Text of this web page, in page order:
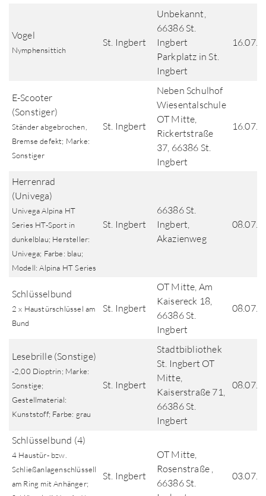
Vogel
Nymphensittich
St. Ingbert
Unbekannt,
66386 St.
Ingbert
Parkplatz in St.
Ingbert
E-Scooter
(Sonstiger)
Ständer abgebrochen,
Bremse defekt; Marke:
Sonstiger
St. Ingbert
Neben Schulhof
Wiesentalschule
OT Mitte,
Rickertstraße
37, 66386 St.
Ingbert
Herrenrad
(Univega)
Univega Alpina HT
Series HT-Sport in
dunkelblau; Hersteller:
Univega; Farbe: blau;
Modell: Alpina HT Series
St. Ingbert
66386 St.
Ingbert,
Akazienweg
Schlüsselbund
2 x Haustürschlüssel am
Bund
St. Ingbert
OT Mitte, Am
Kaisereck 18,
66386 St.
Ingbert
Lesebrille (Sonstige)
-2,00 Dioptrin; Marke:
Sonstige;
Gestellmaterial:
Kunststoff; Farbe: grau
St. Ingbert
Stadtbibliothek
St. Ingbert OT
Mitte,
Kaiserstraße 71,
66386 St.
Ingbert
Schlüsselbund (4)
4 Haustür- bzw.
Schließanlagenschlüssell
am Ring mit Anhänger;
St. Ingbert
OT Mitte,
Rosenstraße ,
66386 St.